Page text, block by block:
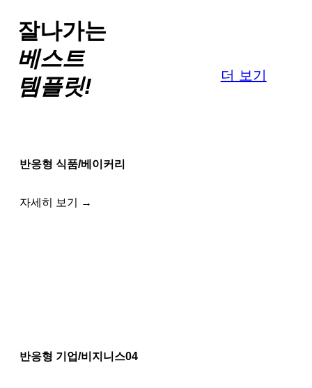
잘나가는
베스트
템플릿!
더 보기
반응형 식품/베이커리
자세히 보기 →
반응형 기업/비지니스04